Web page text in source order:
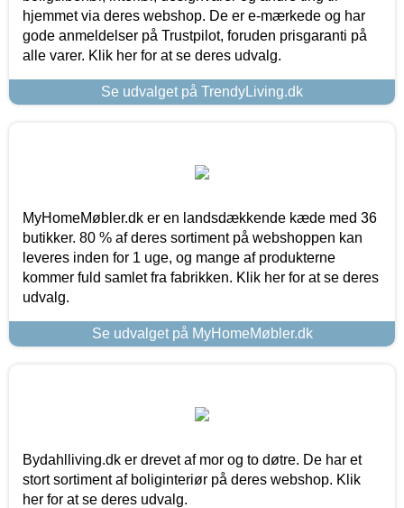
hjemmet via deres webshop. De er e-mærkede og har
gode anmeldelser på Trustpilot, foruden prisgaranti på
alle varer. Klik her for at se deres udvalg.
Se udvalget på TrendyLiving.dk
MyHomeMøbler.dk er en landsdækkende kæde med 36
butikker. 80 % af deres sortiment på webshoppen kan
leveres inden for 1 uge, og mange af produkterne
kommer fuld samlet fra fabrikken. Klik her for at se deres
udvalg.
Se udvalget på MyHomeMøbler.dk
Bydahlliving.dk er drevet af mor og to døtre. De har et
stort sortiment af boliginteriør på deres webshop. Klik
her for at se deres udvalg.